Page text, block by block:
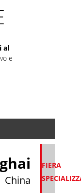
al
e
China
FIERA